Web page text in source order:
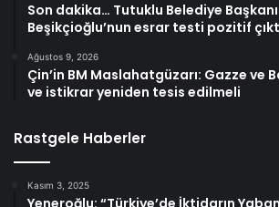
Son dakika… Tutuklu Belediye
Beşikçioğlu’nun esrar testi pozitif
Ağustos 9, 2026
Çin’in BM Maslahatgüzarı: Gazze ve
ve istikrar yeniden tesis edilmeli
Rastgele Haberler
Kasım 3, 2025